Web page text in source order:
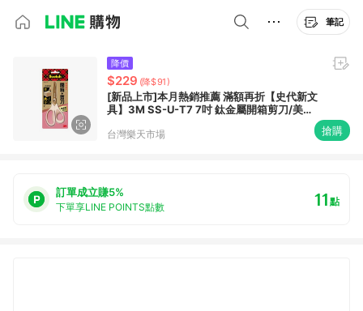
筆記
降價
$229 (降$91)
[新品上市]本月熱銷推薦 滿額再折【史代新文
具】3M SS-U-T7 7吋 鈦金屬開箱剪刀/美工
台灣樂天市場 搶購
訂單成立賺5%
下單享LINE POINTS點數 11點